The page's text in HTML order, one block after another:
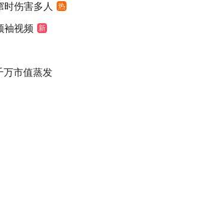
伤害多人 热
袖视频 新
万市值蒸发